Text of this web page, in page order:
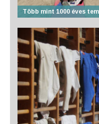
Több mint 1000 éves